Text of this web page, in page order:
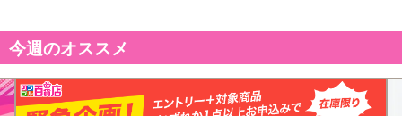
今週のオススメ